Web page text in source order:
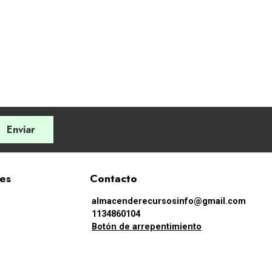
Enviar
Contacto
almacenderecursosinfo@gmail.com
1134860104
Botón de arrepentimiento